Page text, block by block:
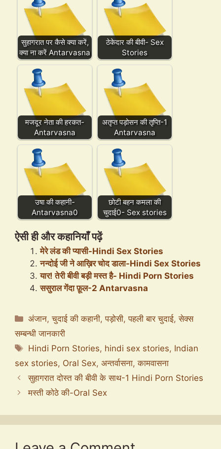
सुहागरात पर कैसे क्या करें,
क्या ना करें Antarvasna
ठेकेदार की बीवी- Sex
Stories
मजदूर नेता की हरकत-
Antarvasna
अतृप्त पड़ोसन की तृप्ति-1
Antarvasna
उषा की कहानी-
Antarvasna0
छोटी बहन कमला की
चुदाई0- Sex stories
ऐसी ही और कहानियाँ पढ़ें
मेरे लंड की प्यासी-Hindi Sex Stories
नन्दोई जी ने आख़िर चोद डाला-Hindi Sex Stories
यार! तेरी बीवी बड़ी मस्त है- Hindi Porn Stories
ससुराल गेंदा फ़ूल-2 Antarvasna
Categories
अंजान,चुदाई की कहानी,पड़ोसी,पहली बार चुदाई,सेक्स
सम्बन्धी जानकारी
Tags
Hindi Porn Stories, hindi sex stories, Indian
sex stories, Oral Sex, अन्तर्वासना,कामवासना
सुहागरात दोस्त की बीवी के साथ-1 Hindi Porn Stories
मस्ती कोठे की-Oral Sex